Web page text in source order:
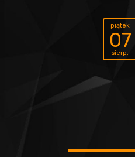
piątek
07
sierp.